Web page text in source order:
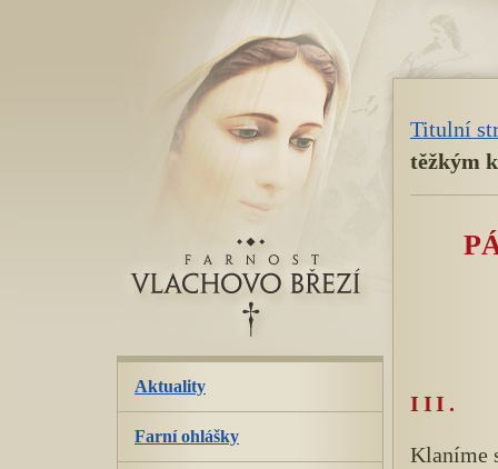
Titulní
těžkým
III.
Klaníme
Aktuality
Farní ohlášky